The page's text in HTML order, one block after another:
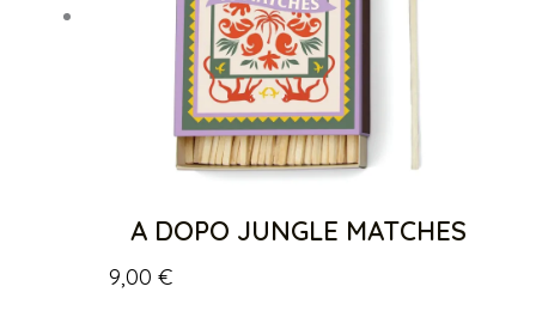
A DOPO JUNGLE MATCHES
9,00 €